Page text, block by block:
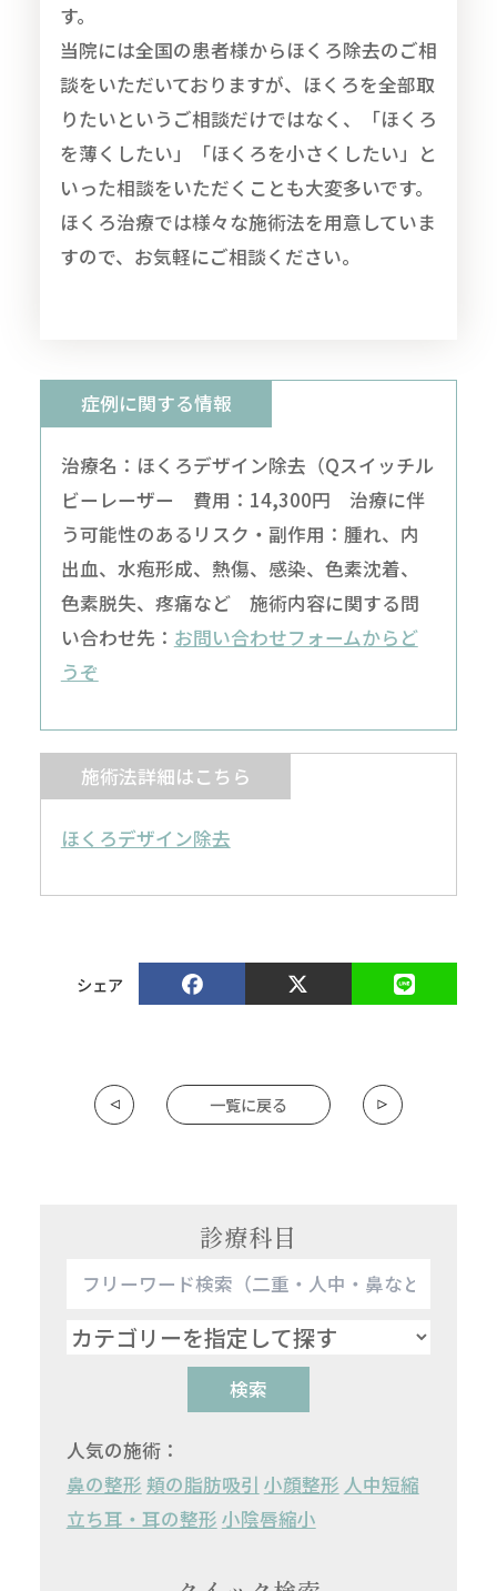
す。
当院には全国の患者様からほくろ除去のご相
談をいただいておりますが、ほくろを全部取
りたいというご相談だけではなく、「ほくろ
を薄くしたい」「ほくろを小さくしたい」と
いった相談をいただくことも大変多いです。
ほくろ治療では様々な施術法を用意していま
すので、お気軽にご相談ください。
症例に関する情報
治療名：ほくろデザイン除去（Qスイッチル
ビーレーザー 費用：14,300円 治療に伴
う可能性のあるリスク・副作用：腫れ、内
出血、水疱形成、熱傷、感染、色素沈着、
色素脱失、疼痛など 施術内容に関する問
い合わせ先： お問い合わせフォームからど
うぞ
施術法詳細はこちら
ほくろデザイン除去
シェア
一覧に戻る
診療科目
検索
人気の施術：
鼻の整形 頬の脂肪吸引 小顔整形 人中短縮
立ち耳・耳の整形 小陰唇縮小